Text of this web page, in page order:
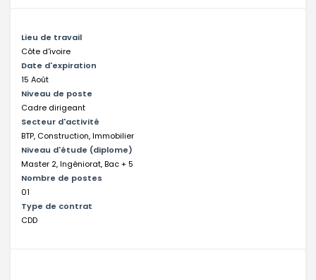
Lieu de travail
Côte d'ivoire
Date d'expiration
15 Août
Niveau de poste
Cadre dirigeant
Secteur d'activité
BTP, Construction, Immobilier
Niveau d'étude (diplome)
Master 2, Ingéniorat, Bac + 5
Nombre de postes
01
Type de contrat
CDD